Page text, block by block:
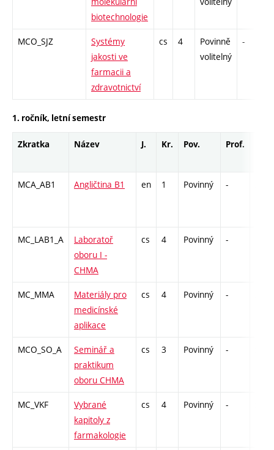
biotechnologie
MCO_SJZ
Systémy
jakosti ve
farmacii a
zdravotnictví
cs 4
Povinně
volitelný
-
1. ročník, letní semestr
Zkratka Název J. Kr. Pov. Prof.
MCA_AB1 Angličtina B1 en 1 Povinný -
MC_LAB1_A
Laboratoř
oboru I -
CHMA
cs 4 Povinný -
MC_MMA
Materiály pro
medicínské
aplikace
cs 4 Povinný -
MCO_SO_A
Seminář a
praktikum
oboru CHMA
cs 3 Povinný -
MC_VKF
Vybrané
kapitoly z
farmakologie
cs 4 Povinný -